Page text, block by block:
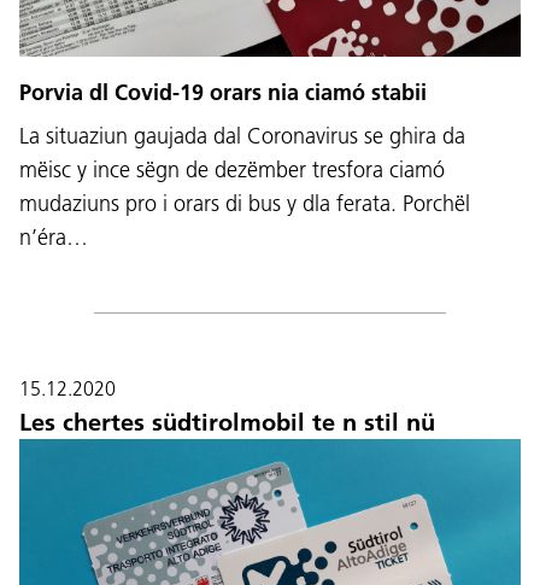
Porvia dl Covid-19 orars nia ciamó stabii
La situaziun gaujada dal Coronavirus se ghira da
mëisc y ince sëgn de dezëmber tresfora ciamó
mudaziuns pro i orars di bus y dla ferata. Porchël
n’éra…
15.12.2020
Les chertes südtirolmobil te n stil nü